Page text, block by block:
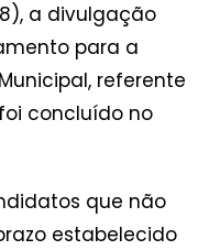
a divulgação
para a
referente
concluído no
que não
estabelecido